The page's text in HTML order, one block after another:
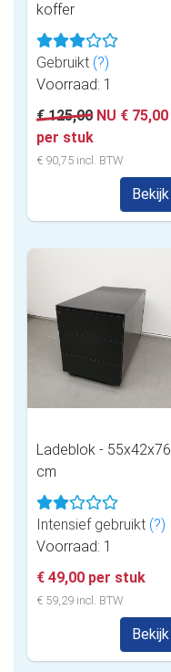
koffer
Gebruikt (?)
Voorraad: 1
€ 125,00 NU € 75,00
per stuk
€ 90,75 incl. BTW
Bekijk
Ladeblok - 55x42x76
cm
Intensief gebruikt (?)
Voorraad: 1
€ 49,00 per stuk
€ 59,29 incl. BTW
Bekijk